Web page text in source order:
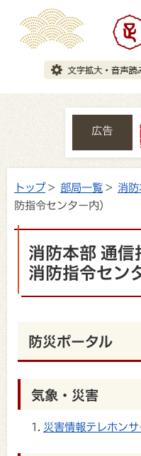
広告
トップ> 部局一覧 > 消
防指令センター内）
消防本部 通信
消防指令セン
防災ポータル
気象・災害
災害情報テレホンサ